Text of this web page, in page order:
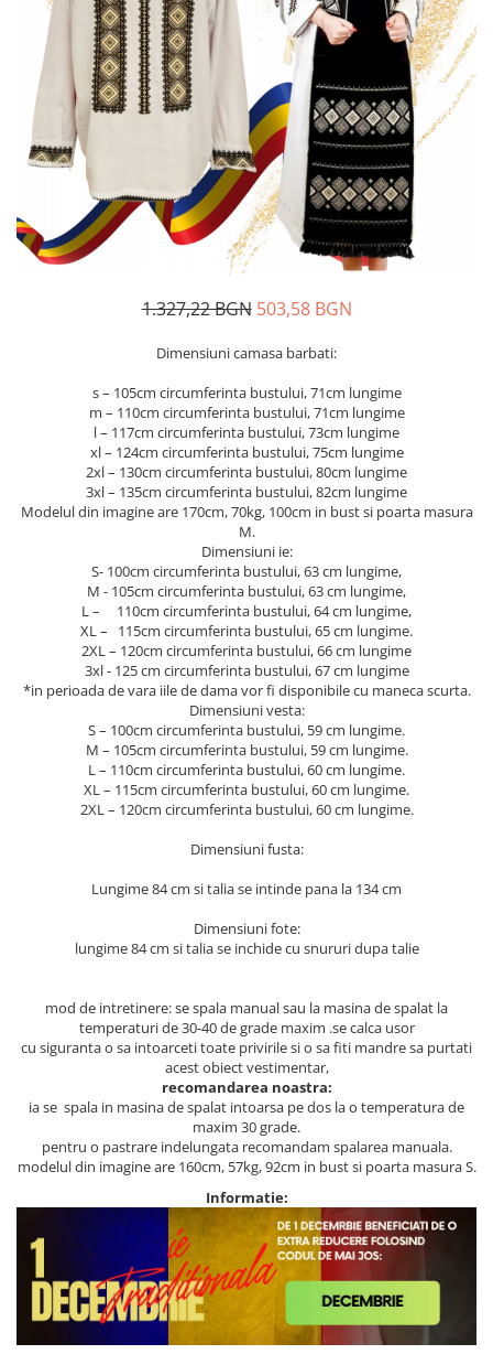
Дамски панталони
Дамски пуловери
Дамски сака
Дамски спортни комплекти
Дамски тениски
Дамски якета
Жилетка
Пояси за момчета
1.327,22 BGN 503,58 BGN
Dimensiuni camasa barbati:
s – 105cm circumferinta bustului, 71cm lungime
m – 110cm circumferinta bustului, 71cm lungime
l – 117cm circumferinta bustului, 73cm lungime
xl – 124cm circumferinta bustului, 75cm lungime
2xl – 130cm circumferinta bustului, 80cm lungime
3xl – 135cm circumferinta bustului, 82cm lungime
Modelul din imagine are 170cm, 70kg, 100cm in bust si poarta masura
M.
Dimensiuni ie:
S- 100cm circumferinta bustului, 63 cm lungime,
M - 105cm circumferinta bustului, 63 cm lungime,
L – 110cm circumferinta bustului, 64 cm lungime,
XL – 115cm circumferinta bustului, 65 cm lungime.
2XL – 120cm circumferinta bustului, 66 cm lungime
3xl - 125 cm circumferinta bustului, 67 cm lungime
*in perioada de vara iile de dama vor fi disponibile cu maneca scurta.
Dimensiuni vesta:
S – 100cm circumferinta bustului, 59 cm lungime.
M – 105cm circumferinta bustului, 59 cm lungime.
L – 110cm circumferinta bustului, 60 cm lungime.
XL – 115cm circumferinta bustului, 60 cm lungime.
2XL – 120cm circumferinta bustului, 60 cm lungime.
Dimensiuni fusta:
Lungime 84 cm si talia se intinde pana la 134 cm
Dimensiuni fote:
lungime 84 cm si talia se inchide cu snururi dupa talie
mod de intretinere: se spala manual sau la masina de spalat la
temperaturi de 30-40 de grade maxim .se calca usor
cu siguranta o sa intoarceti toate privirile si o sa fiti mandre sa purtati
acest obiect vestimentar,
recomandarea noastra:
ia se spala in masina de spalat intoarsa pe dos la o temperatura de
maxim 30 grade.
pentru o pastrare indelungata recomandam spalarea manuala.
modelul din imagine are 160cm, 57kg, 92cm in bust si poarta masura S.
Informatie: